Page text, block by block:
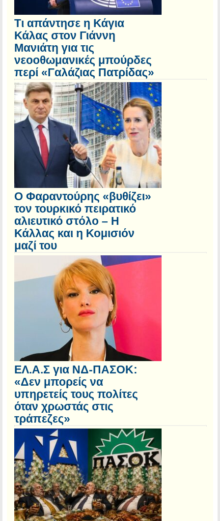
Τι απάντησε η Κάγια
Κάλας στον Γιάννη
Μανιάτη για τις
νεοοθωμανικές μπούρδες
περί «Γαλάζιας Πατρίδας»
Ο Φαραντούρης «βυθίζει»
τον τουρκικό πειρατικό
αλιευτικό στόλο – Η
Κάλλας και η Κομισιόν
μαζί του
ΕΛ.Α.Σ για ΝΔ-ΠΑΣΟΚ:
«Δεν μπορείς να
υπηρετείς τους πολίτες
όταν χρωστάς στις
τράπεζες»